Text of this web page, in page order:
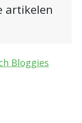
artikelen
Bloggies